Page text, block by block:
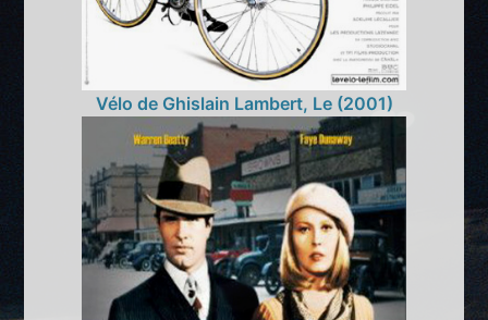
Vélo de Ghislain Lambert, Le (2001)